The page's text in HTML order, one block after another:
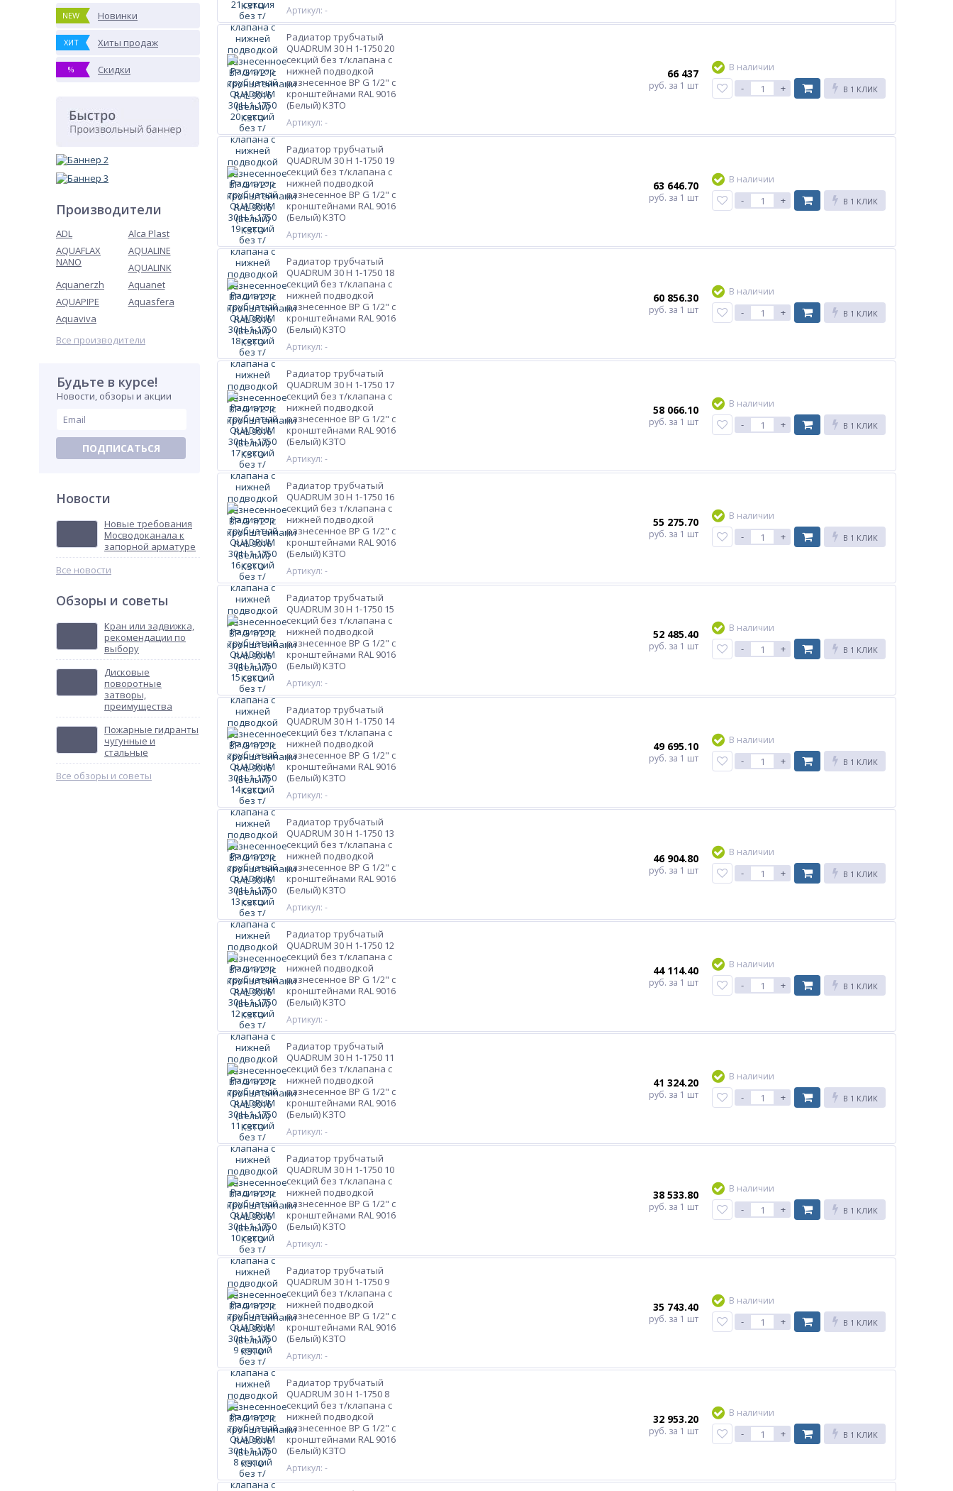
NEW Новинки
ХИТ Хиты продаж
% Скидки
Производители
ADL
Alca Plast
AQUAFLAX
NANO
AQUALINE
AQUALINK
Aquanerzh
Aquanet
AQUAPIPE
Aquasfera
Aquaviva
Все производители
Будьте в курсе!
Новости, обзоры и акции
ПОДПИСАТЬСЯ
Новости
Новые требования
Мосводоканала к
запорной арматуре
Все новости
Обзоры и советы
Кран или задвижка,
рекомендации по
выбору
Дисковые
поворотные
затворы,
преимущества
Пожарные гидранты
чугунные и
стальные
Все обзоры и советы
Артикул: -
Радиатор трубчатый
QUADRUM 30 H 1-1750 20
секций без т/клапана с
нижней подводкой
разнесенное ВР G 1/2" с
кронштейнами RAL 9016
(Белый) КЗТО
Артикул: -
66 437
руб. за 1 шт
В наличии
- + В 1 КЛИК
Радиатор трубчатый
QUADRUM 30 H 1-1750 19
секций без т/клапана с
нижней подводкой
разнесенное ВР G 1/2" с
кронштейнами RAL 9016
(Белый) КЗТО
Артикул: -
63 646.70
руб. за 1 шт
В наличии
- + В 1 КЛИК
Радиатор трубчатый
QUADRUM 30 H 1-1750 18
секций без т/клапана с
нижней подводкой
разнесенное ВР G 1/2" с
кронштейнами RAL 9016
(Белый) КЗТО
Артикул: -
60 856.30
руб. за 1 шт
В наличии
- + В 1 КЛИК
Радиатор трубчатый
QUADRUM 30 H 1-1750 17
секций без т/клапана с
нижней подводкой
разнесенное ВР G 1/2" с
кронштейнами RAL 9016
(Белый) КЗТО
Артикул: -
58 066.10
руб. за 1 шт
В наличии
- + В 1 КЛИК
Радиатор трубчатый
QUADRUM 30 H 1-1750 16
секций без т/клапана с
нижней подводкой
разнесенное ВР G 1/2" с
кронштейнами RAL 9016
(Белый) КЗТО
Артикул: -
55 275.70
руб. за 1 шт
В наличии
- + В 1 КЛИК
Радиатор трубчатый
QUADRUM 30 H 1-1750 15
секций без т/клапана с
нижней подводкой
разнесенное ВР G 1/2" с
кронштейнами RAL 9016
(Белый) КЗТО
Артикул: -
52 485.40
руб. за 1 шт
В наличии
- + В 1 КЛИК
Радиатор трубчатый
QUADRUM 30 H 1-1750 14
секций без т/клапана с
нижней подводкой
разнесенное ВР G 1/2" с
кронштейнами RAL 9016
(Белый) КЗТО
Артикул: -
49 695.10
руб. за 1 шт
В наличии
- + В 1 КЛИК
Радиатор трубчатый
QUADRUM 30 H 1-1750 13
секций без т/клапана с
нижней подводкой
разнесенное ВР G 1/2" с
кронштейнами RAL 9016
(Белый) КЗТО
Артикул: -
46 904.80
руб. за 1 шт
В наличии
- + В 1 КЛИК
Радиатор трубчатый
QUADRUM 30 H 1-1750 12
секций без т/клапана с
нижней подводкой
разнесенное ВР G 1/2" с
кронштейнами RAL 9016
(Белый) КЗТО
Артикул: -
44 114.40
руб. за 1 шт
В наличии
- + В 1 КЛИК
Радиатор трубчатый
QUADRUM 30 H 1-1750 11
секций без т/клапана с
нижней подводкой
разнесенное ВР G 1/2" с
кронштейнами RAL 9016
(Белый) КЗТО
Артикул: -
41 324.20
руб. за 1 шт
В наличии
- + В 1 КЛИК
Радиатор трубчатый
QUADRUM 30 H 1-1750 10
секций без т/клапана с
нижней подводкой
разнесенное ВР G 1/2" с
кронштейнами RAL 9016
(Белый) КЗТО
Артикул: -
38 533.80
руб. за 1 шт
В наличии
- + В 1 КЛИК
Радиатор трубчатый
QUADRUM 30 H 1-1750 9
секций без т/клапана с
нижней подводкой
разнесенное ВР G 1/2" с
кронштейнами RAL 9016
(Белый) КЗТО
Артикул: -
35 743.40
руб. за 1 шт
В наличии
- + В 1 КЛИК
Радиатор трубчатый
QUADRUM 30 H 1-1750 8
секций без т/клапана с
нижней подводкой
разнесенное ВР G 1/2" с
кронштейнами RAL 9016
(Белый) КЗТО
Артикул: -
32 953.20
руб. за 1 шт
В наличии
- + В 1 КЛИК